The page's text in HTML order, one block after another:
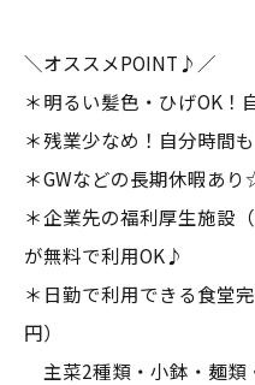
＼オススメPOINT♪／
＊明るい髪色・ひげOK！
＊残業少なめ！自分時間
＊GWなどの長期休暇あ
＊企業先の福利厚生施設
が無料で利用OK♪
＊日勤で利用できる食堂
円）
主菜2種類・小鉢・麺類